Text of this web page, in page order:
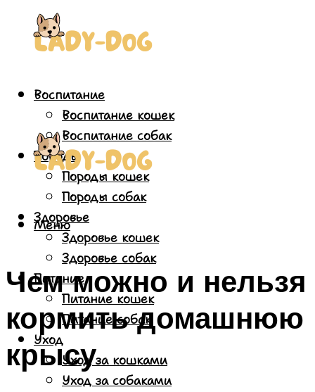
Воспитание
Воспитание кошек
Воспитание собак
Породы
Породы кошек
Породы собак
Здоровье
Здоровье кошек
Здоровье собак
Питание
Питание кошек
Питание собак
Уход
Уход за кошками
Уход за собаками
Меню
Чем можно и нельзя
кормить домашнюю
крысу